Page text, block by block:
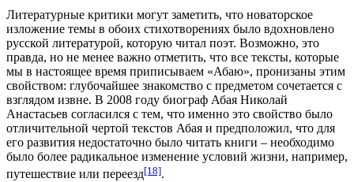
Литературные критики могут заметить, что новаторское
изложение темы в обоих стихотворениях было вдохновлено
русской литературой, которую читал поэт. Возможно, это
правда, но не менее важно отметить, что все тексты, которые
мы в настоящее время приписываем «Абаю», пронизаны этим
свойством: глубочайшее знакомство с предметом сочетается с
взглядом извне. В 2008 году биограф Абая Николай
Анастасьев согласился с тем, что именно это свойство было
отличительной чертой текстов Абая и предположил, что для
его развития недостаточно было читать книги – необходимо
было более радикальное изменение условий жизни, например,
путешествие или переезд[18].